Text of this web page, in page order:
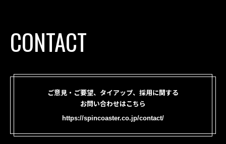
CONTACT
ご意見・ご要望、タイアップ、採用に関する
お問い合わせはこちら
https://spincoaster.co.jp/contact/